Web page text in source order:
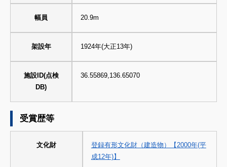
幅員 20.9m
架設年 1924年(大正13年)
施設ID(点検
DB)
36.55869,136.65070
受賞歴等
文化財
登録有形文化財（建造物）【2000年(平
成12年)】